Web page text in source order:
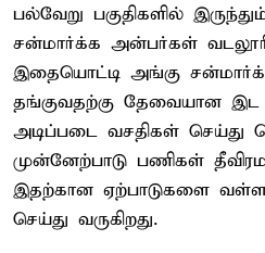
பல்வேறு பகுதிகளில்
சன்மார்க்க அன்பர்கள்
இதையொட்டி அங்கு
தங்குவதற்கு தேவையான இட
அடிப்படை வசதிகள் செய்து
முன்னேற்பாடு பணிகள்
இதற்கான ஏற்பாடுகளை
செய்து வருகிறது.